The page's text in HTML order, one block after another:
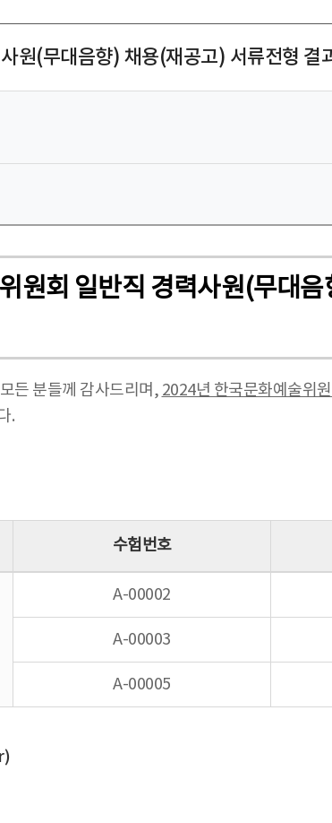
원(무대음향) 채용(재공고) 서류전형 결
원회 일반직 경력사원(무대
든 분들께 감사드리며, 2024년 한국문화예술위
.
수험번호
A-00002
A-00003
A-00005